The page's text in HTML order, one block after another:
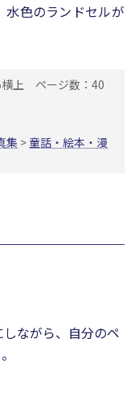
水色のランドセルが
上
ページ数：40
集 > 童話・絵本・漫
ながら、自分のペ